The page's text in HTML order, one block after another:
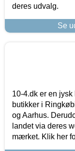
deres udvalg.
Se
10-4.dk er en
butikker i
og Aarhus.
landet via deres
mærket. Klik her